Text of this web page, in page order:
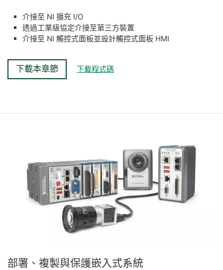
介接至 NI 擴充 I/O
透過工業級協定介接至第三方裝置
介接至 NI 觸控式面板並設計觸控式面板 HMI
下載本章節 下載程式碼
部署、 複製與保護嵌入式系統